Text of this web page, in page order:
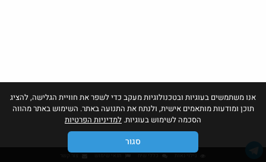
אנו משתמשים בעוגיות ובטכנולוגיות מעקב כדי לשפר את חוויית הגלישה, להציג
תוכן ומודעות מותאמים אישית, ולנתח את התנועה באתר. השימוש באתר מהווה
הסכמה לשימוש בעוגיות. למדיניות הפרטיות
סגור